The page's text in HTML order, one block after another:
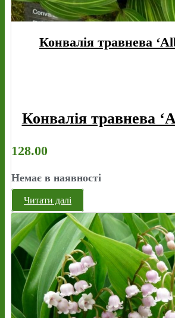
Конвалія травнева
Конвалія травнева
128.00
Немає в наявності
Читати далі